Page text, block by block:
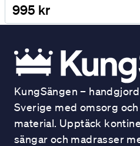
995 kr
KungSängen –
Sverige med omsorg
material. Upptäck
sängar och madrasser